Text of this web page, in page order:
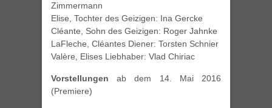
Zimmermann
Elise, Tochter des Geizigen: Ina Gercke
Cléante, Sohn des Geizigen: Roger Jahnke
LaFleche, Cléantes Diener: Torsten Schnier
Valère, Elises Liebhaber: Vlad Chiriac
Vorstellungen ab dem 14. Mai 2016
(Premiere)